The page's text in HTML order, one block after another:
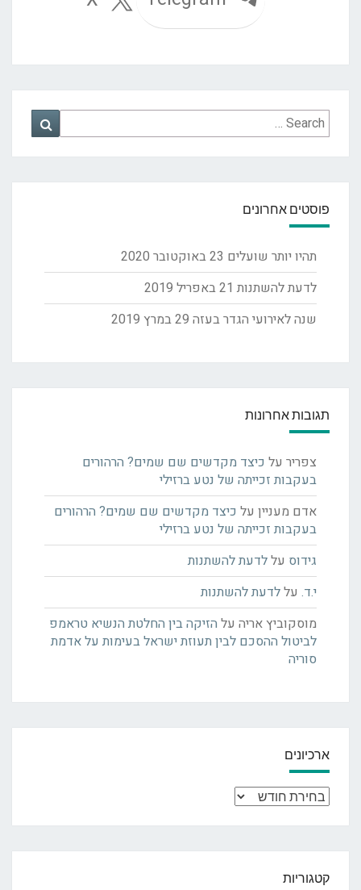
Search
for:
Search
פוסטים אחרונים
תהיו יותר שועלים 23 באוקטובר 2020
לדעת להשתנות 21 באפריל 2019
שנה לאירועי הגדר בעזה 29 במרץ 2019
תגובות אחרונות
צפרירעל כיצד מקדשים שם שמים? הרהורים
בעקבות זכייתה של נטע ברזילי
אדם מענייןעל כיצד מקדשים שם שמים? הרהורים
בעקבות זכייתה של נטע ברזילי
גידוס עללדעת להשתנות
י.ד.עללדעת להשתנות
מוסקוביץ אריהעל הזיקה בין החלטת הנשיא טראמפ
לביטול ההסכם לבין תעוזת ישראל בעימות על אדמת
סוריה
ארכיונים
ארכיונים
קטגוריות